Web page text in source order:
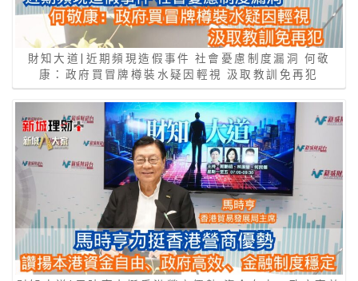
財知大道|近期頻現造假事件 社會憂慮制度漏洞 何敬
康：政府買冒牌樽裝水疑因輕視 汲取教訓免再犯